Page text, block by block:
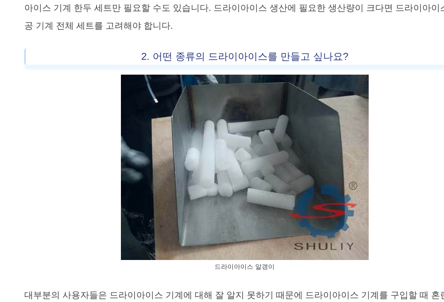
아이스 기계 한두 세트만 필요할 수도 있습니다. 드라이아이스 생산에 필요한 생산량이 크다면 드라이아이
공 기계 전체 세트를 고려해야 합니다.
2. 어떤 종류의 드라이아이스를 만들고 싶나요?
드라이아이스 알갱이
대부분의 사용자들은 드라이아이스 기계에 대해 잘 알지 못하기 때문에 드라이아이스 기계를 구입할 때 혼